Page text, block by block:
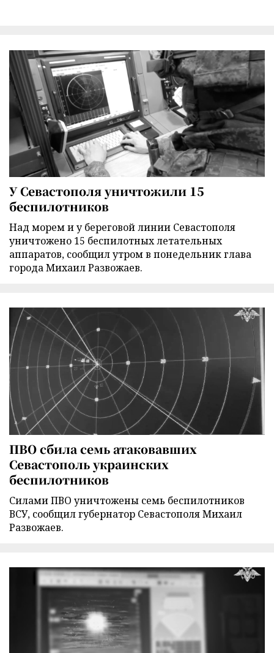
У Севастополя уничтожили 15
беспилотников
Над морем и у береговой линии Севастополя
уничтожено 15 беспилотных летательных
аппаратов, сообщил утром в понедельник глава
города Михаил Развожаев.
ПВО сбила семь атаковавших
Севастополь украинских
беспилотников
Силами ПВО уничтожены семь беспилотников
ВСУ, сообщил губернатор Севастополя Михаил
Развожаев.